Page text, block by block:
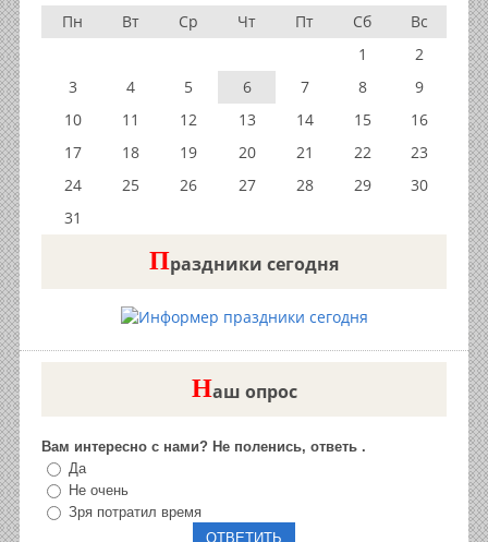
Пн
Вт Ср Чт Пт Сб
Вс
1
2
3
4 5 6 7 8
9
10
11 12 13 14 15
16
17
18 19 20 21 22
23
24
25 26 27 28 29
30
31
Праздники сегодня
Наш опрос
Вам интересно с нами? Не поленись, ответь .
Да
Не очень
Зря потратил время